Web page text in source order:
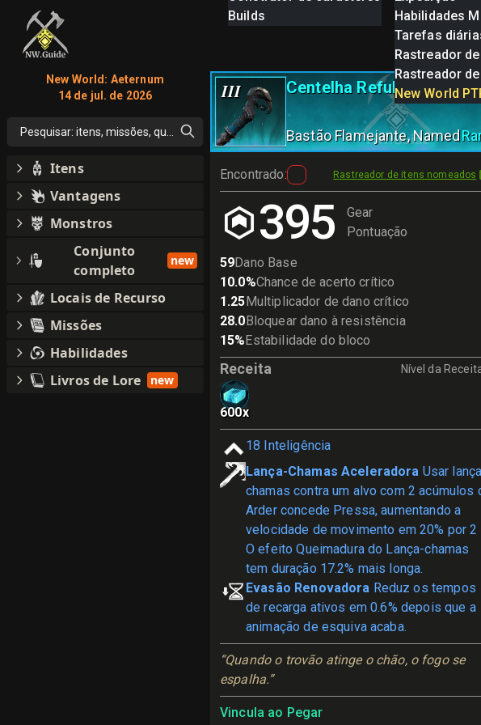
Builds
Habilidades
Tarefas
Rastreador
Rastreador
New World
III Centelha Refulgente
Bastão Flamejante, Named
Encontrado: Rastreador de itens nomeados
395
Gear
Pontuação
59Dano Base
10.0%Chance de acerto crítico
1.25Multiplicador de dano crítico
28.0Bloquear dano à resistência
15%Estabilidade do bloco
Receita Nível da
600x
18 Inteligência
Lança-Chamas Aceleradora Usar
chamas contra um alvo com 2 acúmulos
Arder concede Pressa, aumentando a
velocidade de movimento em 20% por 2
O efeito Queimadura do Lança-chamas
tem duração 17.2% mais longa.
Evasão Renovadora Reduz os tempos
de recarga ativos em 0.6% depois que a
animação de esquiva acaba.
“Quando o trovão atinge o chão, o fogo se
espalha.”
Vincula ao Pegar
New World: Aeternum
14 de jul. de 2026
Pesquisar: itens, missões, qualquer coisa
Itens
Vantagens
Monstros
Conjunto
completo
new
Locais de Recurso
Missões
Habilidades
Livros de Lore
new